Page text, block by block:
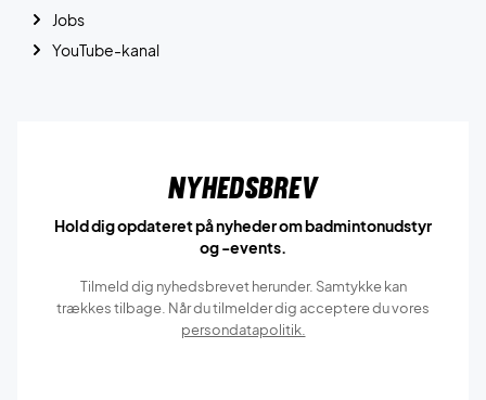
Jobs
YouTube-kanal
Nyhedsbrev
Hold dig opdateret på nyheder om badmintonudstyr
og -events.
Tilmeld dig nyhedsbrevet herunder. Samtykke kan
trækkes tilbage. Når du tilmelder dig acceptere du vores
persondatapolitik.